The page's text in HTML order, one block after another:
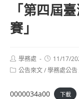
「第四屆
賽」
Post
author:
學務處
Post
published:
11/17/
Post公告來文/學務處公告
0000034a00 下載